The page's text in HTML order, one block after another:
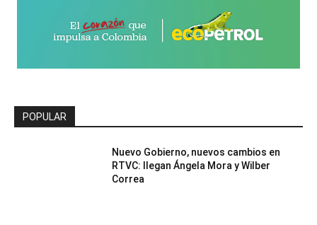
POPULAR
Nuevo Gobierno, nuevos cambios en
RTVC: llegan Ángela Mora y Wilber
Correa